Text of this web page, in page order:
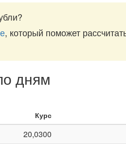
, который поможет
дням
Курс
20,0300